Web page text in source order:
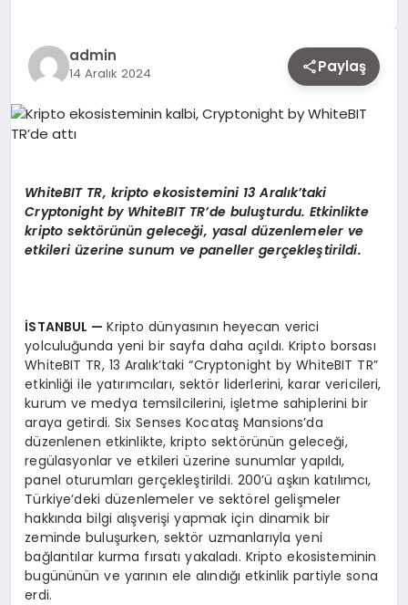
SIYASET
MAGAZIN
YAŞAM
SAĞLIK
admin
14 Aralık 2024 Paylaş
WhiteBIT TR, kripto ekosistemini 13 Aralık’taki
Cryptonight by WhiteBIT TR’de buluşturdu. Etkinlikte
kripto sektörünün geleceği, yasal düzenlemeler ve
etkileri üzerine sunum ve paneller gerçekleştirildi.
İSTANBUL —Kripto dünyasının heyecan verici
yolculuğunda yeni bir sayfa daha açıldı. Kripto borsası
WhiteBIT TR, 13 Aralık’taki “Cryptonight by WhiteBIT TR”
etkinliği ile yatırımcıları, sektör liderlerini, karar vericileri,
kurum ve medya temsilcilerini, işletme sahiplerini bir
araya getirdi. Six Senses Kocataş Mansions’da
düzenlenen etkinlikte, kripto sektörünün geleceği,
regülasyonlar ve etkileri üzerine sunumlar yapıldı,
panel oturumları gerçekleştirildi. 200’ü aşkın katılımcı,
Türkiye’deki düzenlemeler ve sektörel gelişmeler
hakkında bilgi alışverişi yapmak için dinamik bir
zeminde buluşurken, sektör uzmanlarıyla yeni
bağlantılar kurma fırsatı yakaladı. Kripto ekosisteminin
bugününün ve yarının ele alındığı etkinlik partiyle sona
erdi.